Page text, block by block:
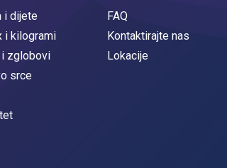
i dijete
i kilogrami
zglobovi
srce
FAQ
Kontaktirajte nas
Lokacije